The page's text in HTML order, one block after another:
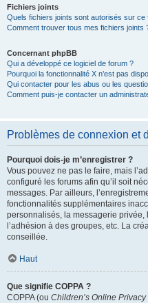
Fichiers joints
Quels fichiers joints sont autorisés sur ce
Comment trouver tous mes fichiers joints
Concernant phpBB
Qui a développé ce logiciel de forum ?
Pourquoi la fonctionnalité X n’est pas
Qui contacter pour les abus ou les
Comment puis-je contacter un
Problèmes de connexion et
Pourquoi dois-je m’enregistrer ?
Vous pouvez ne pas le faire, mais
configuré les forums afin qu’il soit
messages. Par ailleurs,
fonctionnalités supplémentaires
personnalisés, la messagerie privée,
l’adhésion à des groupes, etc. La
conseillée.
Haut
Que signifie COPPA ?
COPPA (ou Children’s Online